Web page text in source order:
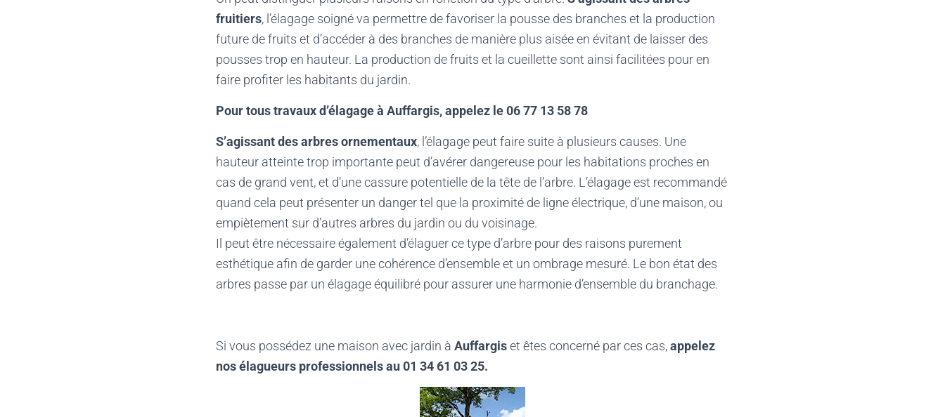
fruitiers, l’élagage soigné va permettre de favoriser la pousse des branches et la production
future de fruits et d’accéder à des branches de manière plus aisée en évitant de laisser des
pousses trop en hauteur. La production de fruits et la cueillette sont ainsi facilitées pour en
faire profiter les habitants du jardin.
Pour tous travaux d’élagage à Auffargis, appelez le 06 77 13 58 78
S’agissant des arbres ornementaux, l’élagage peut faire suite à plusieurs causes. Une
hauteur atteinte trop importante peut d’avérer dangereuse pour les habitations proches en
cas de grand vent, et d’une cassure potentielle de la tête de l’arbre. L’élagage est recommandé
quand cela peut présenter un danger tel que la proximité de ligne électrique, d’une maison, ou
empiètement sur d’autres arbres du jardin ou du voisinage.
Il peut être nécessaire également d’élaguer ce type d’arbre pour des raisons purement
esthétique afin de garder une cohérence d’ensemble et un ombrage mesuré. Le bon état des
arbres passe par un élagage équilibré pour assurer une harmonie d’ensemble du branchage.
Si vous possédez une maison avec jardin à Auffargiset êtes concerné par ces cas,appelez
nos élagueurs professionnels au01 34 61 03 25.